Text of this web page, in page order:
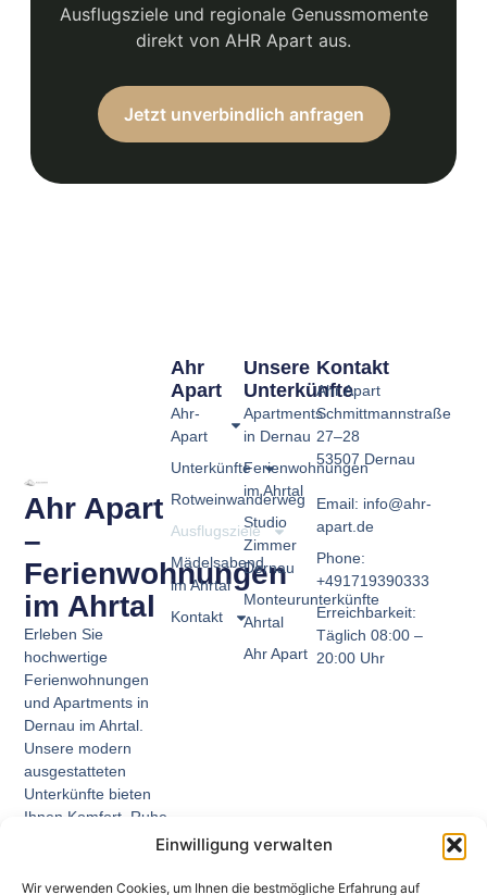
Einwilligung verwalten
Wir verwenden Cookies, um Ihnen die bestmögliche Erfahrung auf
Ausflugsziele und regionale Genussmomente
direkt von AHR Apart aus.
Jetzt unverbindlich anfragen
Ahr Apart
–
Ferienwohnungen
im Ahrtal
Erleben Sie
hochwertige
Ferienwohnungen
und Apartments in
Dernau im Ahrtal.
Unsere modern
ausgestatteten
Unterkünfte bieten
Ihnen Komfort, Ruhe
und Erholung. Ideal
Unsere
Unterkünfte
Apartments
in Dernau
Ferienwohnungen
im Ahrtal
Studio
Zimmer
Dernau
Monteurunterkünfte
Ahrtal
Ahr Apart
Ahr
Apart
Ahr-
Apart
Unterkünfte
Rotweinwanderweg
Ausflugsziele
Mädelsabend
im Ahrtal
Kontakt
Kontakt
Ahr Apart
Schmittmannstraße
27–28
53507 Dernau
Email: info@ahr-
apart.de
Phone:
+491719390333
Erreichbarkeit:
Täglich 08:00 –
20:00 Uhr